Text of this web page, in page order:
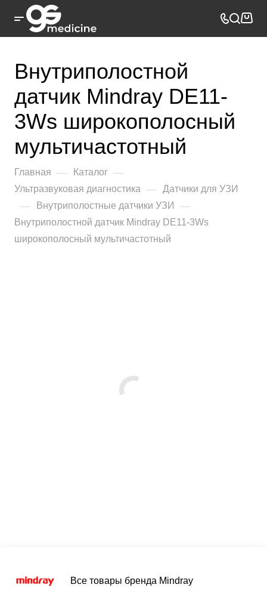
Внутриполостной
датчик Mindray DE11-
3Ws широкополосный
мультичастотный
Главная — Каталог —
Ультразвуковая диагностика — Датчики для УЗИ
— Внутриполостные датчики УЗИ —
Внутриполостной датчик Mindray DE11-3Ws
широкополосный мультичастотный
Все товары бренда Mindray